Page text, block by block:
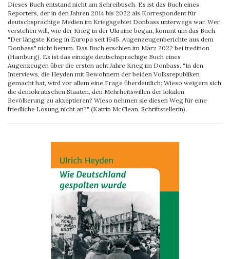
Dieses Buch entstand nicht am Schreibtisch. Es ist das Buch eines
Reporters, der in den Jahren 2014 bis 2022 als Korrespondent für
deutschsprachige Medien im Kriegsgebiet Donbass unterwegs war. Wer
verstehen will, wie der Krieg in der Ukraine began, kommt um das Buch
"Der längste Krieg in Europa seit 1945. Augenzeugenberichte aus dem
Donbass" nicht herum. Das Buch erschien im März 2022 bei tredition
(Hamburg). Es ist das einzige deutschsprachige Buch eines
Augenzeugen über die ersten acht Jahre Krieg im Donbass. "In den
Interviews, die Heyden mit Bewohnern der beiden Volksrepubliken
gemacht hat, wird vor allem eine Frage überdeutlich: Wieso weigern sich
die demokratischen Staaten, den Mehrheitswillen der lokalen
Bevölkerung zu akzeptieren? Wieso nehmen sie diesen Weg für eine
friedliche Lösung nicht an?" (Katrin McClean, Schriftstellerin).